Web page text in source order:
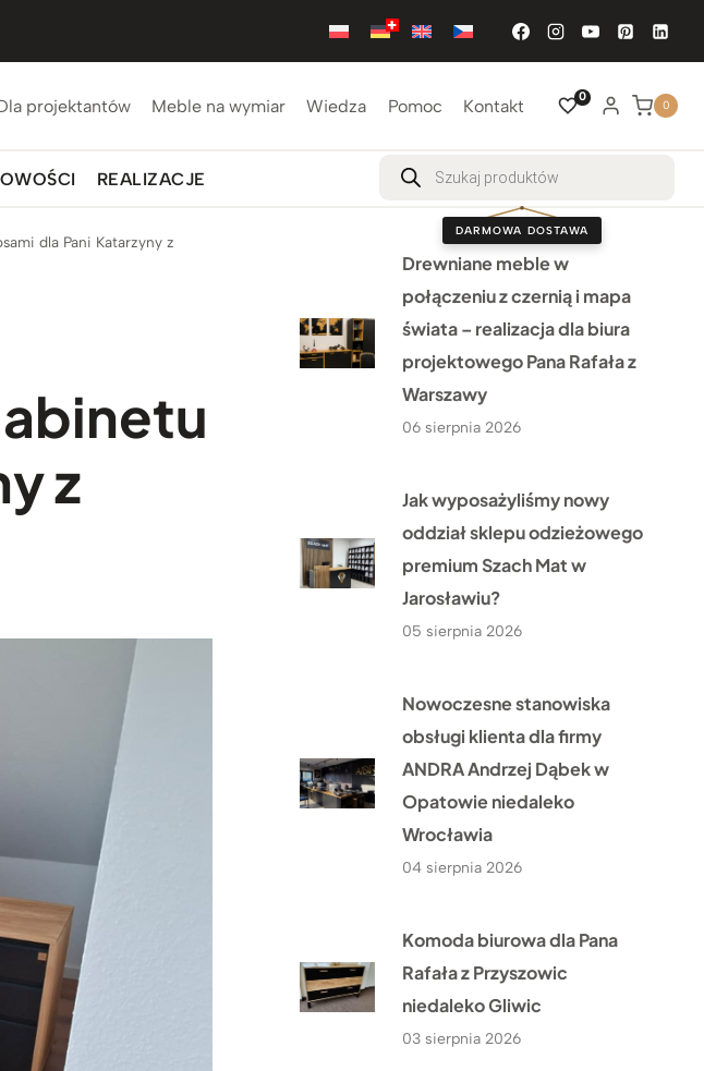
projektantów Meble na wymiar Wiedza Pomoc Kontakt 0
0
REALIZACJE
Wyszukiwarka
produktów
DARMOWA DOSTAWA
dla Pani Katarzyny z
z
Drewniane meble w
połączeniu z czernią i mapa
świata – realizacja dla biura
projektowego Pana Rafała z
Warszawy
06 sierpnia 2026
Jak wyposażyliśmy nowy
oddział sklepu odzieżowego
premium Szach Mat w
Jarosławiu?
05 sierpnia 2026
Nowoczesne stanowiska
obsługi klienta dla firmy
ANDRA Andrzej Dąbek w
Opatowie niedaleko
Wrocławia
04 sierpnia 2026
Komoda biurowa dla Pana
Rafała z Przyszowic
niedaleko Gliwic
03 sierpnia 2026